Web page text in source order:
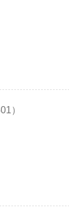
）